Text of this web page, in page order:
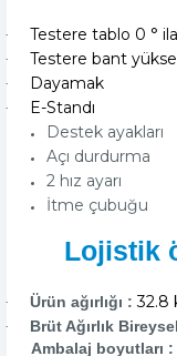
· Testere tablo 0 °
· Testere bant
· Dayamak
·
E-Standı
Destek ayakları
Açı durdurma
2 hız ayarı
İtme çubuğu
Lojistik
· Ürün ağırlığı :32.8
· Brüt Ağırlık
Ambalaj boyutları :